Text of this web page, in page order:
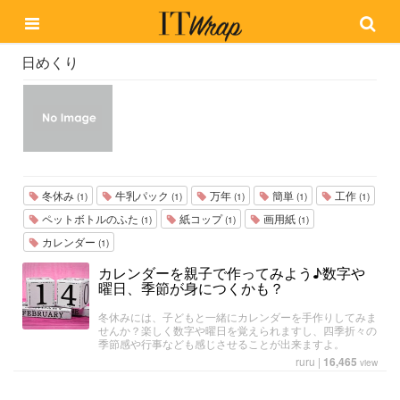
日めくり
冬休み (1) 牛乳パック (1) 万年 (1) 簡単 (1) 工作 (1)
ペットボトルのふた (1) 紙コップ(1) 画用紙 (1)
カレンダー (1)
カレンダーを親子で作ってみよう♪数字や
曜日、季節が身につくかも？
冬休みには、子どもと一緒にカレンダーを手作りしてみま
せんか？楽しく数字や曜日を覚えられますし、四季折々の
季節感や行事なども感じさせることが出来ますよ。
ruru | 16,465 view